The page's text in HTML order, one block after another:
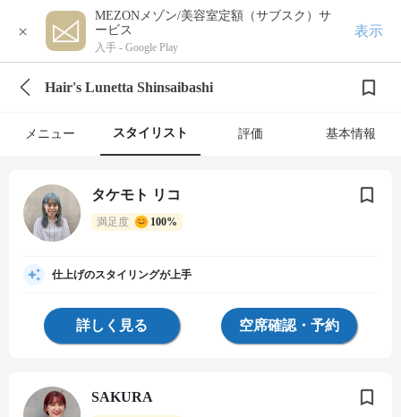
×
MEZONメゾン/美容室定額（サブスク）サ
ービス
入手 - Google Play
表示
Hair's Lunetta Shinsaibashi
メニュー スタイリスト 評価 基本情報
タケモト リコ
満足度 100%
仕上げのスタイリングが上手
詳しく見る 空席確認・予約
SAKURA